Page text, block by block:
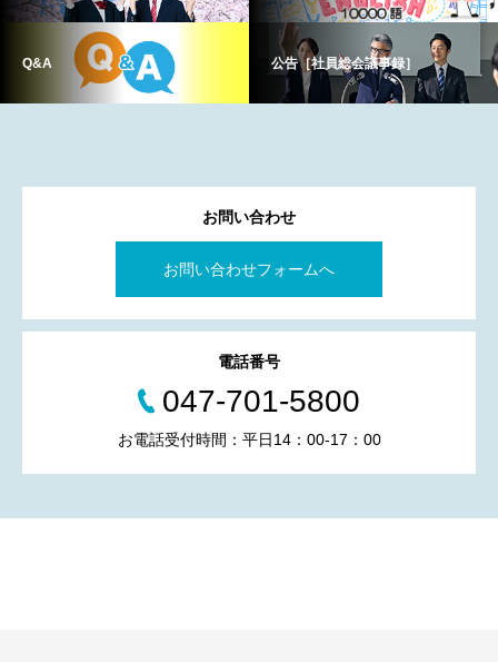
Q&A 公告［社員総会議事録］
お問い合わせ
お問い合わせフォームへ
電話番号
047-701-5800
お電話受付時間：平日14：00-17：00